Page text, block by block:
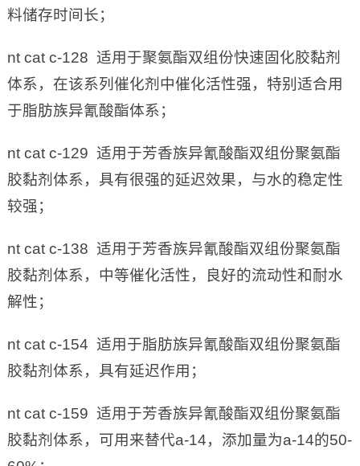
料储存时间长；
nt cat c-128 适用于聚氨酯双组份快速固化胶黏剂
体系，在该系列催化剂中催化活性强，特别适合用
于脂肪族异氰酸酯体系；
nt cat c-129 适用于芳香族异氰酸酯双组份聚氨酯
胶黏剂体系，具有很强的延迟效果，与水的稳定性
较强；
nt cat c-138 适用于芳香族异氰酸酯双组份聚氨酯
胶黏剂体系，中等催化活性，良好的流动性和耐水
解性；
nt cat c-154 适用于脂肪族异氰酸酯双组份聚氨酯
胶黏剂体系，具有延迟作用；
nt cat c-159 适用于芳香族异氰酸酯双组份聚氨酯
胶黏剂体系，可用来替代a-14，添加量为a-14的50-